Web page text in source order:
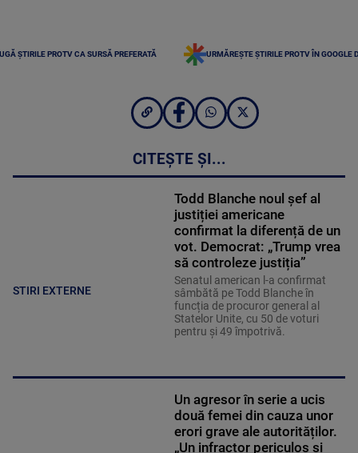
ȘTIRILE PROTV CA SURSĂ PREFERATĂ URMĂREȘTE ȘTIRILE PROTV ÎN GOOGLE
CITEȘTE ȘI...
STIRI EXTERNE
Todd Blanche noul șef al
justiției americane
confirmat la diferență de un
vot. Democrat: „Trump vrea
să controleze justiția”
Senatul american l-a confirmat
sâmbătă pe Todd Blanche în
funcția de procuror general al
Statelor Unite, cu 50 de voturi
pentru și 49 împotrivă.
Un agresor în serie a ucis
două femei din cauza unor
erori grave ale autorităților.
„Un infractor periculos și